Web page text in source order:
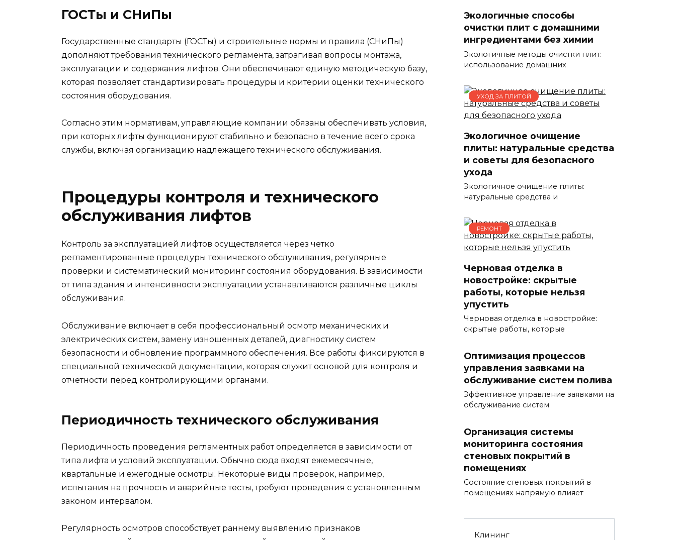
ГОСТы и СНиПы
Государственные стандарты (ГОСТы) и строительные нормы и правила (СНиПы)
дополняют требования технического регламента, затрагивая вопросы монтажа,
эксплуатации и содержания лифтов. Они обеспечивают единую методическую базу,
которая позволяет стандартизировать процедуры и критерии оценки технического
состояния оборудования.
Согласно этим нормативам, управляющие компании обязаны обеспечивать условия,
при которых лифты функционируют стабильно и безопасно в течение всего срока
службы, включая организацию надлежащего технического обслуживания.
Процедуры контроля и технического
обслуживания лифтов
Контроль за эксплуатацией лифтов осуществляется через четко
регламентированные процедуры технического обслуживания, регулярные
проверки и систематический мониторинг состояния оборудования. В зависимости
от типа здания и интенсивности эксплуатации устанавливаются различные циклы
обслуживания.
Обслуживание включает в себя профессиональный осмотр механических и
электрических систем, замену изношенных деталей, диагностику систем
безопасности и обновление программного обеспечения. Все работы фиксируются в
специальной технической документации, которая служит основой для контроля и
отчетности перед контролирующими органами.
Периодичность технического обслуживания
Периодичность проведения регламентных работ определяется в зависимости от
типа лифта и условий эксплуатации. Обычно сюда входят ежемесячные,
квартальные и ежегодные осмотры. Некоторые виды проверок, например,
испытания на прочность и аварийные тесты, требуют проведения с установленным
законом интервалом.
Регулярность осмотров способствует раннему выявлению признаков
Экологичные способы
очистки плит с домашними
ингредиентами без химии
Экологичные методы очистки плит:
использование домашних
УХОД ЗА ПЛИТОЙ
Экологичное очищение
плиты: натуральные средства
и советы для безопасного
ухода
Экологичное очищение плиты:
натуральные средства и
РЕМОНТ
Черновая отделка в
новостройке: скрытые
работы, которые нельзя
упустить
Черновая отделка в новостройке:
скрытые работы, которые
Оптимизация процессов
управления заявками на
обслуживание систем полива
Эффективное управление заявками на
обслуживание систем
Организация системы
мониторинга состояния
стеновых покрытий в
помещениях
Состояние стеновых покрытий в
помещениях напрямую влияет
Клининг